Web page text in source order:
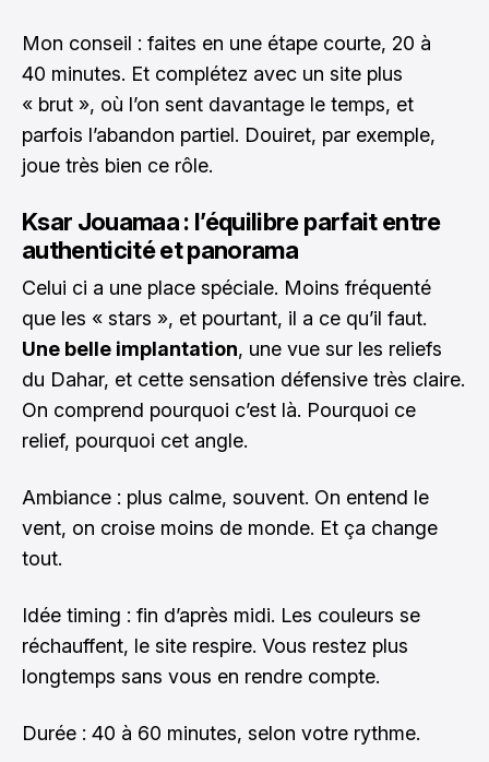
Mon conseil : faites en une étape courte, 20 à
40 minutes. Et complétez avec un site plus
« brut », où l’on sent davantage le temps, et
parfois l’abandon partiel. Douiret, par exemple,
joue très bien ce rôle.
Ksar Jouamaa : l’équilibre parfait entre
authenticité et panorama
Celui ci a une place spéciale. Moins fréquenté
que les « stars », et pourtant, il a ce qu’il faut.
Une belle implantation, une vue sur les reliefs
du Dahar, et cette sensation défensive très claire.
On comprend pourquoi c’est là. Pourquoi ce
relief, pourquoi cet angle.
Ambiance : plus calme, souvent. On entend le
vent, on croise moins de monde. Et ça change
tout.
Idée timing : fin d’après midi. Les couleurs se
réchauffent, le site respire. Vous restez plus
longtemps sans vous en rendre compte.
Durée : 40 à 60 minutes, selon votre rythme.